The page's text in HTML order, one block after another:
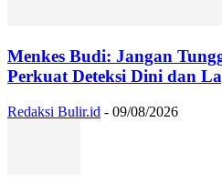
Menkes Budi: Jangan
Perkuat Deteksi Dini dan
Redaksi Bulir.id - 09/08/2026